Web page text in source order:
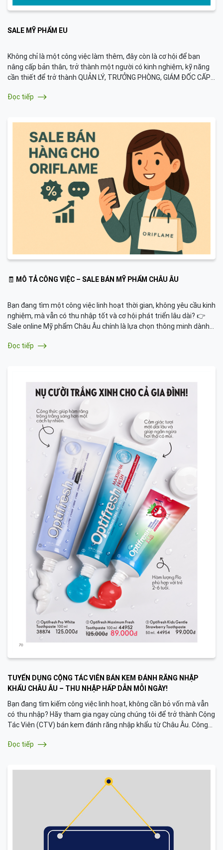
SALE MỸ PHẨM EU
Không chỉ là một công việc làm thêm, đây còn là cơ hội để bạn
nâng cấp bản thân, trở thành một người có kinh nghiệm, kỹ năng
cần thiết để trở thành QUẢN LÝ, TRƯỞNG PHÒNG, GIÁM ĐỐC CẤP
nhà khởi nghiệp thì đây là công việc giúp bạn tích lũy được hầu hết
Đọc tiếp
🧾 MÔ TẢ CÔNG VIỆC – SALE BÁN MỸ PHẨM CHÂU ÂU
Bạn đang tìm một công việc linh hoạt thời gian, không yêu cầu kinh
nghiệm, mà vẫn có thu nhập tốt và cơ hội phát triển lâu dài? 👉
Sale online Mỹ phẩm Châu Âu chính là lựa chọn thông minh dành
Đọc tiếp
TUYỂN DỤNG CỘNG TÁC VIÊN BÁN KEM ĐÁNH RĂNG NHẬP
KHẨU CHÂU ÂU – THU NHẬP HẤP DẪN MỖI NGÀY!
Bạn đang tìm kiếm công việc linh hoạt, không cần bỏ vốn mà vẫn
có thu nhập? Hãy tham gia ngay cùng chúng tôi để trở thành Cộng
Tác Viên (CTV) bán kem đánh răng nhập khẩu từ Châu Âu. Công
mỗi ngày dễ dàng!
Đọc tiếp